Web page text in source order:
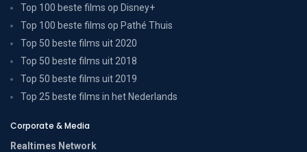
Top 100 beste films op Disney+
Top 100 beste films op Pathé Thuis
Top 50 beste films uit 2020
Top 50 beste films uit 2018
Top 50 beste films uit 2019
Top 25 beste films in het Nederlands
Corporate & Media
Realtimes Network